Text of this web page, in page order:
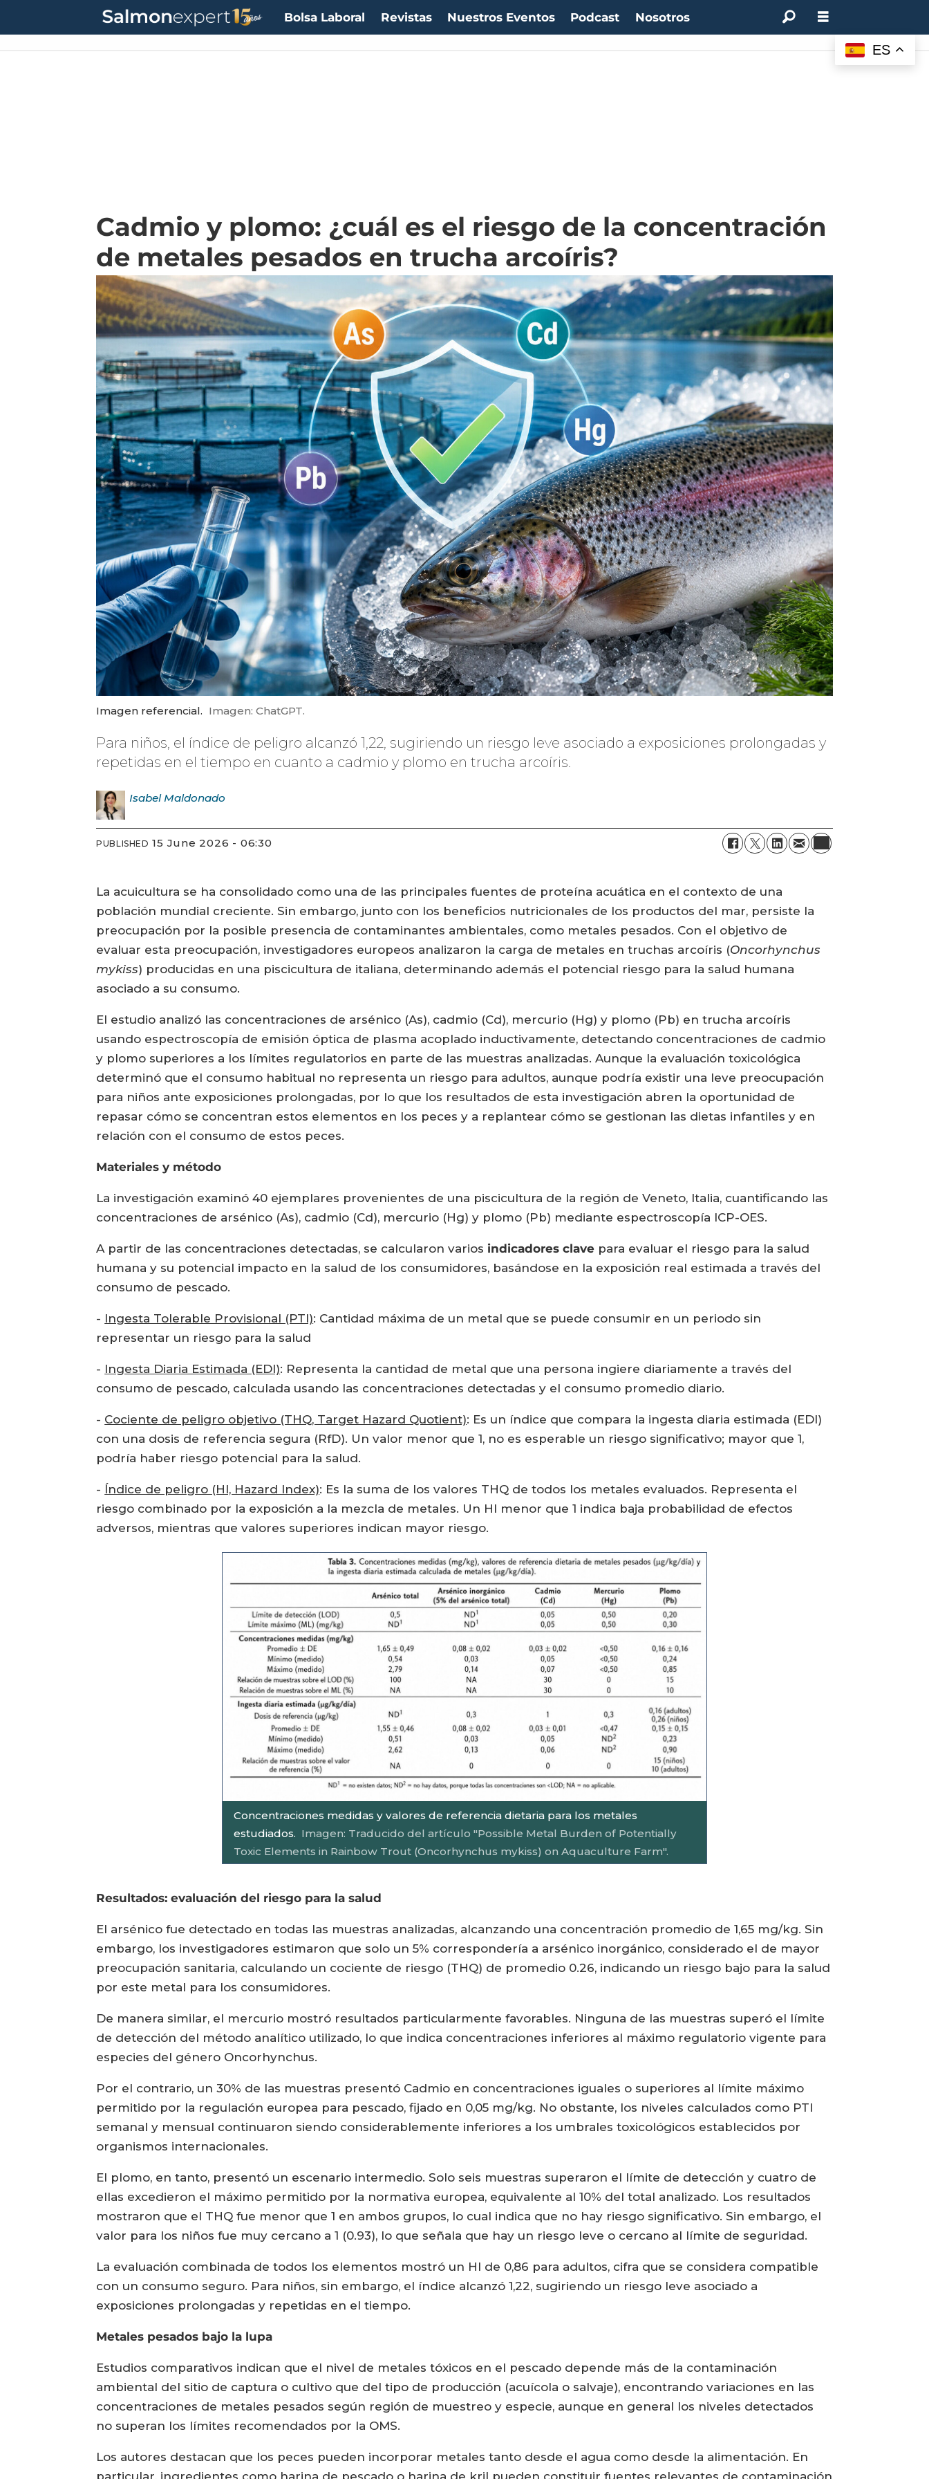
Bolsa Laboral Revistas Nuestros Eventos Podcast Nosotros
Cadmio y plomo: ¿cuál es el riesgo de la concentración
de metales pesados en trucha arcoíris?
Imagen referencial. Imagen: ChatGPT.
Para niños, el índice de peligro alcanzó 1,22, sugiriendo un riesgo leve asociado a exposiciones prolongadas y
repetidas en el tiempo en cuanto a cadmio y plomo en trucha arcoíris.
Isabel Maldonado
PUBLISHED 15 June 2026 - 06:30
La acuicultura se ha consolidado como una de las principales fuentes de proteína acuática en el contexto de una
población mundial creciente. Sin embargo, junto con los beneficios nutricionales de los productos del mar, persiste la
preocupación por la posible presencia de contaminantes ambientales, como metales pesados. Con el objetivo de
evaluar esta preocupación, investigadores europeos analizaron la carga de metales en truchas arcoíris (Oncorhynchus
mykiss) producidas en una piscicultura de italiana, determinando además el potencial riesgo para la salud humana
asociado a su consumo.
El estudio analizó las concentraciones de arsénico (As), cadmio (Cd), mercurio (Hg) y plomo (Pb) en trucha arcoíris
usando espectroscopía de emisión óptica de plasma acoplado inductivamente, detectando concentraciones de cadmio
y plomo superiores a los límites regulatorios en parte de las muestras analizadas. Aunque la evaluación toxicológica
determinó que el consumo habitual no representa un riesgo para adultos, aunque podría existir una leve preocupación
para niños ante exposiciones prolongadas, por lo que los resultados de esta investigación abren la oportunidad de
repasar cómo se concentran estos elementos en los peces y a replantear cómo se gestionan las dietas infantiles y en
relación con el consumo de estos peces.
Materiales y método
La investigación examinó 40 ejemplares provenientes de una piscicultura de la región de Veneto, Italia, cuantificando las
concentraciones de arsénico (As), cadmio (Cd), mercurio (Hg) y plomo (Pb) mediante espectroscopía ICP-OES.
A partir de las concentraciones detectadas, se calcularon varios indicadores clave para evaluar el riesgo para la salud
humana y su potencial impacto en la salud de los consumidores, basándose en la exposición real estimada a través del
consumo de pescado.
- Ingesta Tolerable Provisional (PTI): Cantidad máxima de un metal que se puede consumir en un periodo sin
representar un riesgo para la salud
- Ingesta Diaria Estimada (EDI): Representa la cantidad de metal que una persona ingiere diariamente a través del
consumo de pescado, calculada usando las concentraciones detectadas y el consumo promedio diario.
- Cociente de peligro objetivo (THQ, Target Hazard Quotient): Es un índice que compara la ingesta diaria estimada (EDI)
con una dosis de referencia segura (RfD). Un valor menor que 1, no es esperable un riesgo significativo; mayor que 1,
podría haber riesgo potencial para la salud.
- Índice de peligro (HI, Hazard Index): Es la suma de los valores THQ de todos los metales evaluados. Representa el
riesgo combinado por la exposición a la mezcla de metales. Un HI menor que 1 indica baja probabilidad de efectos
adversos, mientras que valores superiores indican mayor riesgo.
Concentraciones medidas y valores de referencia dietaria para los metales
estudiados. Imagen: Traducido del artículo "Possible Metal Burden of Potentially
Toxic Elements in Rainbow Trout (Oncorhynchus mykiss) on Aquaculture Farm".
Resultados: evaluación del riesgo para la salud
El arsénico fue detectado en todas las muestras analizadas, alcanzando una concentración promedio de 1,65 mg/kg. Sin
embargo, los investigadores estimaron que solo un 5% correspondería a arsénico inorgánico, considerado el de mayor
preocupación sanitaria, calculando un cociente de riesgo (THQ) de promedio 0.26, indicando un riesgo bajo para la salud
por este metal para los consumidores.
De manera similar, el mercurio mostró resultados particularmente favorables. Ninguna de las muestras superó el límite
de detección del método analítico utilizado, lo que indica concentraciones inferiores al máximo regulatorio vigente para
especies del género Oncorhynchus.
Por el contrario, un 30% de las muestras presentó Cadmio en concentraciones iguales o superiores al límite máximo
permitido por la regulación europea para pescado, fijado en 0,05 mg/kg. No obstante, los niveles calculados como PTI
semanal y mensual continuaron siendo considerablemente inferiores a los umbrales toxicológicos establecidos por
organismos internacionales.
El plomo, en tanto, presentó un escenario intermedio. Solo seis muestras superaron el límite de detección y cuatro de
ellas excedieron el máximo permitido por la normativa europea, equivalente al 10% del total analizado. Los resultados
mostraron que el THQ fue menor que 1 en ambos grupos, lo cual indica que no hay riesgo significativo. Sin embargo, el
valor para los niños fue muy cercano a 1 (0.93), lo que señala que hay un riesgo leve o cercano al límite de seguridad.
La evaluación combinada de todos los elementos mostró un HI de 0,86 para adultos, cifra que se considera compatible
con un consumo seguro. Para niños, sin embargo, el índice alcanzó 1,22, sugiriendo un riesgo leve asociado a
exposiciones prolongadas y repetidas en el tiempo.
Metales pesados bajo la lupa
Estudios comparativos indican que el nivel de metales tóxicos en el pescado depende más de la contaminación
ambiental del sitio de captura o cultivo que del tipo de producción (acuícola o salvaje), encontrando variaciones en las
concentraciones de metales pesados según región de muestreo y especie, aunque en general los niveles detectados
no superan los límites recomendados por la OMS.
Los autores destacan que los peces pueden incorporar metales tanto desde el agua como desde la alimentación. En
particular, ingredientes como harina de pescado o harina de kril pueden constituir fuentes relevantes de contaminación
ES